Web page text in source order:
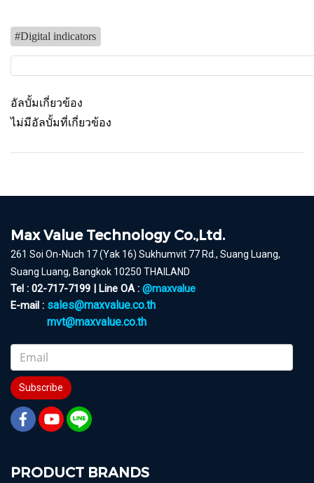
#Digital indicators
อัลบั้มเกี่ยวข้อง
ไม่มีอัลบั้มที่เกี่ยวข้อง
Max Value Technology Co.,Ltd.
261 Soi On-Nuch 17 (Yak 16) Sukhumvit 77 Rd., Suang Luang,
Suang Luang, Bangkok 10250 THAILAND
Tel : 02-717-7199 | Line OA : @maxvalue
E-mail : sales@maxvalue.co.th
mvt@maxvalue.co.th
Subscribe
PRODUCT BRANDS